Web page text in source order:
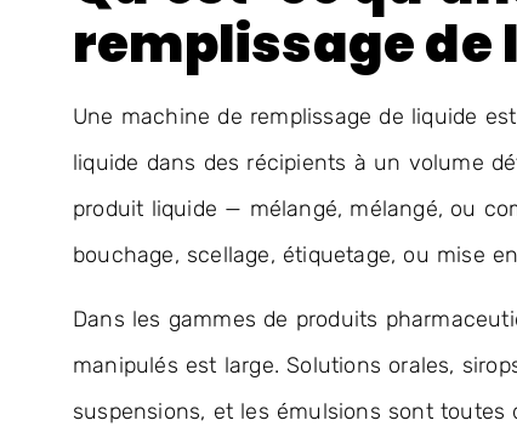
remplissage de
Une machine de remplissage de liquide
liquide dans des récipients à un volume
produit liquide — mélangé, mélangé, ou
bouchage, scellage, étiquetage, ou mise
Dans les gammes de produits
manipulés est large. Solutions orales,
suspensions, et les émulsions sont